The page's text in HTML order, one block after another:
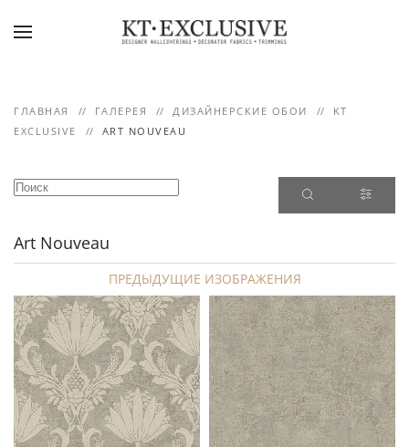
ГЛАВНАЯ ГАЛЕРЕЯ ДИЗАЙНЕРСКИЕ ОБОИ
KT
EXCLUSIVE
ART NOUVEAU
Art Nouveau
ПРЕДЫДУЩИЕ ИЗОБРАЖЕНИЯ